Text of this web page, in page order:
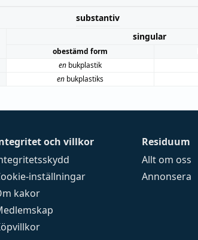
substantiv
singular
obestämd form
en bukplastik
en bukplastiks
och villkor
inställningar
kakor
Residuum
Allt om oss
Annonsera